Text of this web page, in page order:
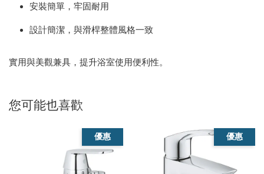
安裝簡單，牢固耐用
設計簡潔，與滑桿整體風格一致
實用與美觀兼具，提升浴室使用便利性。
您可能也喜歡
優惠 優惠